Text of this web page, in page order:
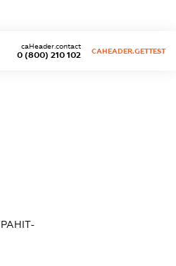
0 (800) 210 102
caHeader.contact
CAHEADER.GETTEST